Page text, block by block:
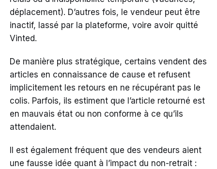
déplacement). D’autres fois, le vendeur peut être
inactif, lassé par la plateforme, voire avoir quitté
Vinted.
De manière plus stratégique, certains vendent des
articles en connaissance de cause et refusent
implicitement les retours en ne récupérant pas le
colis. Parfois, ils estiment que l’article retourné est
en mauvais état ou non conforme à ce qu’ils
attendaient.
Il est également fréquent que des vendeurs aient
une fausse idée quant à l’impact du non-retrait :